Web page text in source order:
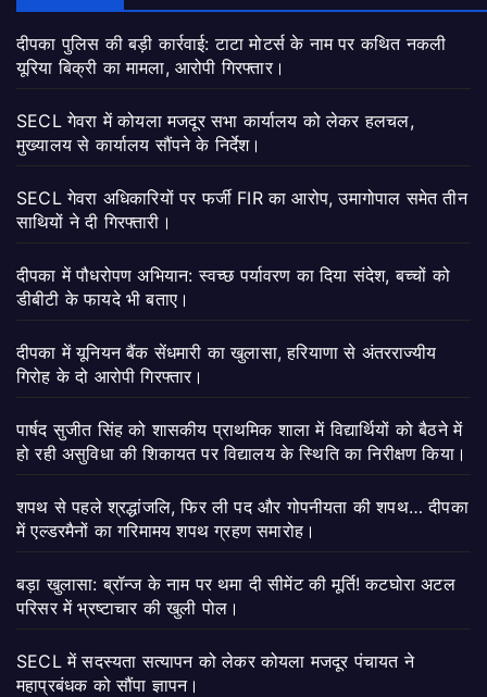
दीपका पुलिस की बड़ी कार्रवाई: टाटा मोटर्स के नाम पर कथित नकली
यूरिया बिक्री का मामला, आरोपी गिरफ्तार।
SECL गेवरा में कोयला मजदूर सभा कार्यालय को लेकर हलचल,
मुख्यालय से कार्यालय सौंपने के निर्देश।
SECL गेवरा अधिकारियों पर फर्जी FIR का आरोप, उमागोपाल समेत तीन
साथियों ने दी गिरफ्तारी।
दीपका में पौधरोपण अभियान: स्वच्छ पर्यावरण का दिया संदेश, बच्चों को
डीबीटी के फायदे भी बताए।
दीपका में यूनियन बैंक सेंधमारी का खुलासा, हरियाणा से अंतरराज्यीय
गिरोह के दो आरोपी गिरफ्तार।
पार्षद सुजीत सिंह को शासकीय प्राथमिक शाला में विद्यार्थियों को बैठने में
हो रही असुविधा की शिकायत पर विद्यालय के स्थिति का निरीक्षण किया।
शपथ से पहले श्रद्धांजलि, फिर ली पद और गोपनीयता की शपथ… दीपका
में एल्डरमैनों का गरिमामय शपथ ग्रहण समारोह।
बड़ा खुलासा: ब्रॉन्ज के नाम पर थमा दी सीमेंट की मूर्ति! कटघोरा अटल
परिसर में भ्रष्टाचार की खुली पोल।
SECL में सदस्यता सत्यापन को लेकर कोयला मजदूर पंचायत ने
महाप्रबंधक को सौंपा ज्ञापन।